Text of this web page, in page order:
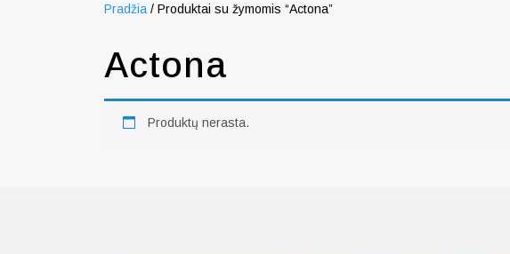
Pradžia / Produktai su žymomis “Actona”
Actona
Produktų nerasta.